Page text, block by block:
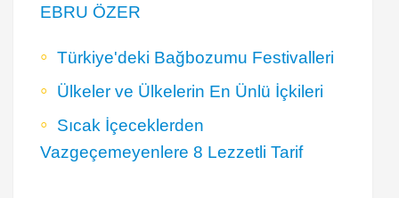
EBRU ÖZER
Türkiye'deki Bağbozumu Festivalleri
Ülkeler ve Ülkelerin En Ünlü İçkileri
Sıcak İçeceklerden
Vazgeçemeyenlere 8 Lezzetli Tarif